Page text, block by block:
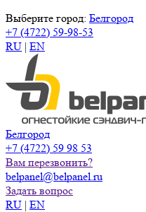
Выберите город: Белгород
+7 (4722) 59-98-53
RU | EN
Белгород
+7 (4722) 59 98 53
Вам перезвонить?
belpanel@belpanel.ru
Задать вопрос
RU | EN